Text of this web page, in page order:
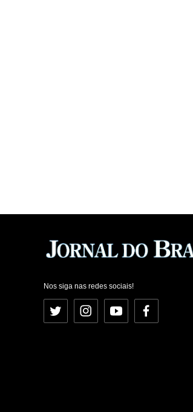
Nos siga nas redes sociais!
Twitter InstagramYouTubeFacebook